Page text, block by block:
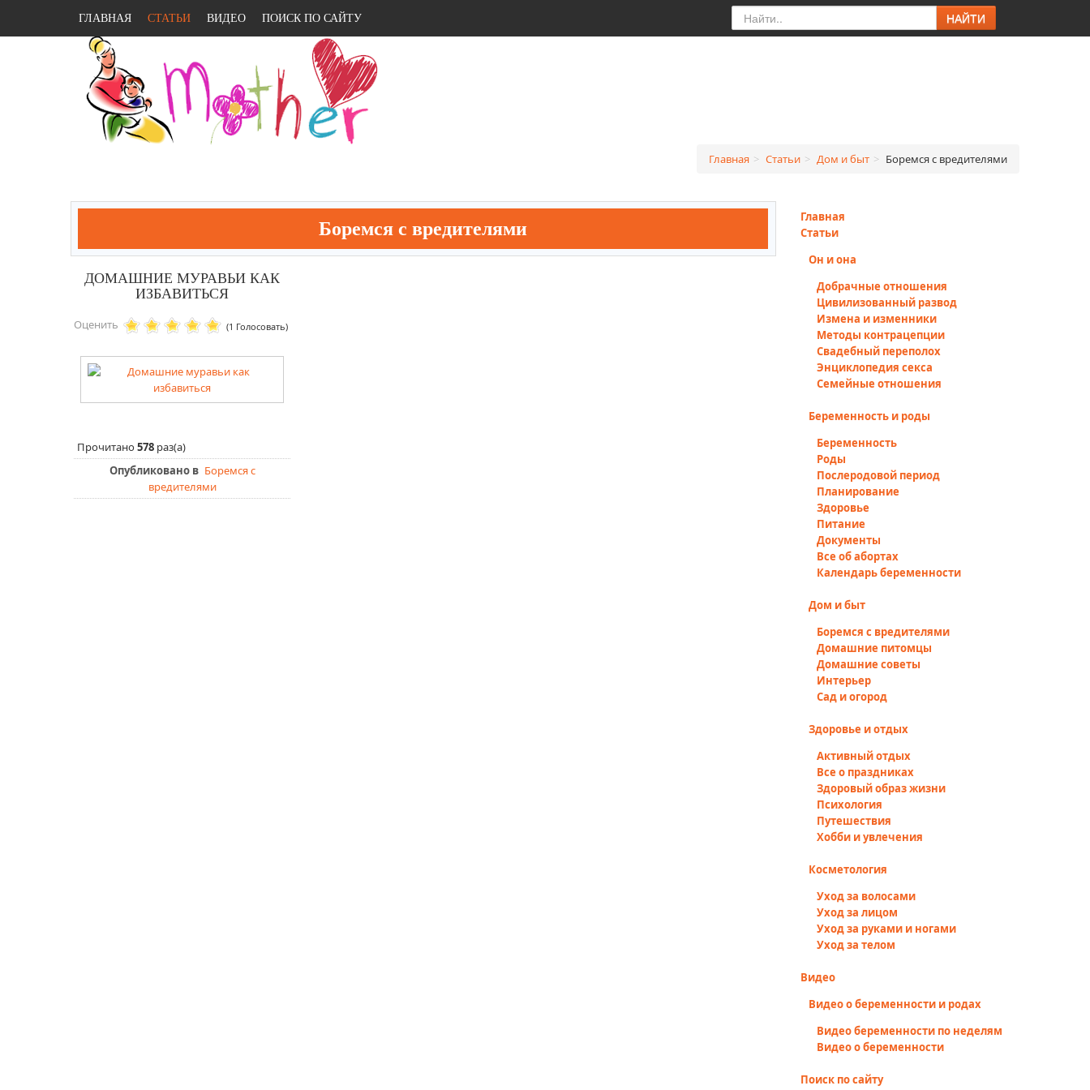
ГЛАВНАЯ СТАТЬИ ВИДЕО ПОИСК ПО САЙТУ НАЙТИ
Главная > Статьи > Дом и быт > Боремся с вредителями
Боремся с вредителями
ДОМАШНИЕ МУРАВЬИ КАК
ИЗБАВИТЬСЯ
Оценить (1 Голосовать)
Прочитано578 раз(а)
Опубликовано в Боремся с
вредителями
Главная
Статьи
Он и она
Добрачные отношения
Цивилизованный развод
Измена и изменники
Методы контрацепции
Свадебный переполох
Энциклопедия секса
Семейные отношения
Беременность и роды
Беременность
Роды
Послеродовой период
Планирование
Здоровье
Питание
Документы
Все об абортах
Календарь беременности
Дом и быт
Боремся с вредителями
Домашние питомцы
Домашние советы
Интерьер
Сад и огород
Здоровье и отдых
Активный отдых
Все о праздниках
Здоровый образ жизни
Психология
Путешествия
Хобби и увлечения
Косметология
Уход за волосами
Уход за лицом
Уход за руками и ногами
Уход за телом
Видео
Видео о беременности и родах
Видео беременности по неделям
Видео о беременности
Поиск по сайту